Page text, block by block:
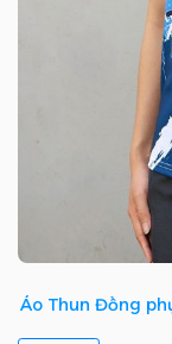
Áo Thun Đồng